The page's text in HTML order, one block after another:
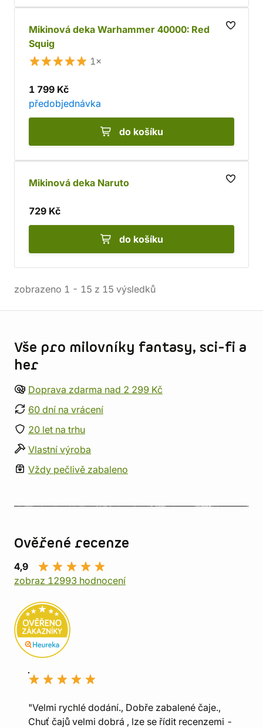
Mikinová deka Warhammer 40000: Red
Squig
1×
1 799 Kč
předobjednávka
do košíku
Mikinová deka Naruto
729 Kč
do košíku
zobrazeno 1 - 15 z 15 výsledků
Vše pro milovníky fantasy, sci-fi a
her
Doprava zdarma nad 2 299 Kč
60 dní na vrácení
20 let na trhu
Vlastní výroba
Vždy pečlivě zabaleno
Ověřené recenze
4,9
zobraz 12993 hodnocení
"Velmi rychlé dodání., Dobře zabalené čaje.,
Chuť čajů velmi dobrá , lze se řídit recenzemi -